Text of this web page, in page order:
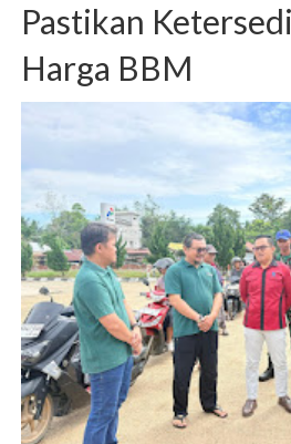
Pastikan
Harga BBM